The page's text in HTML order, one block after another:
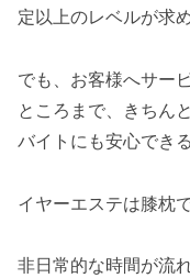
定以上のレベルが求
でも、お客様へサー
ところまで、きちん
バイトにも安心でき
イヤーエステは膝枕
非日常的な時間が流